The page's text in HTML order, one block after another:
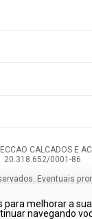
CALCADOS E
20.318.652/0001-86
Eventuais
aqui são válidos
layout aqui
total ou parcial
para melhorar a
navegando